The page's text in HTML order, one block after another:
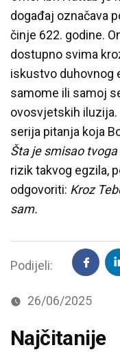
događaj označava
činje 622. godine.
dostupno svima
iskustvo duhovnog
samome ili samoj
ovosvjetskih iluzija.
serija pitanja koja
Šta je smisao
rizik takvog egzila,
odgovoriti: Kroz
sam.
Podijeli:
26/06/2025
Najčitanije